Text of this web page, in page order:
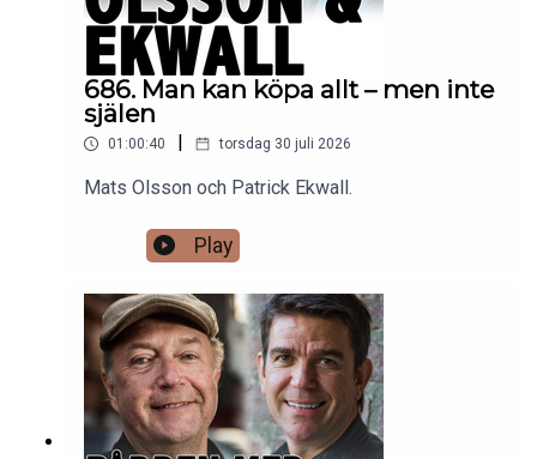
686. Man kan köpa allt – men inte
själen
01:00:40 | torsdag 30 juli 2026
Mats Olsson och Patrick Ekwall.
Play